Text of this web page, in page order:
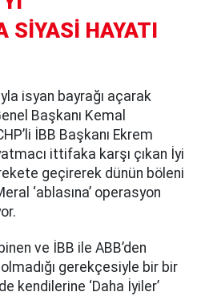
SİYASİ HAYATI
isyan bayrağı açarak
Başkanı Kemal
İBB Başkanı Ekrem
ittifaka karşı çıkan İyi
geçirerek dünün böleni
‘ablasına’ operasyon
ve İBB ile ABB’den
gerekçesiyle bir bir
kendilerine ‘Daha İyiler’